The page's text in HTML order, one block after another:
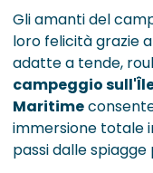
Gli amanti del
loro felicità grazie
adatte a tende,
campeggio
Maritime
immersione totale
passi dalle spiagge